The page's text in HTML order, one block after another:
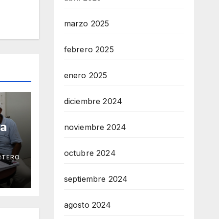
marzo 2025
febrero 2025
enero 2025
diciembre 2024
noviembre 2024
octubre 2024
septiembre 2024
agosto 2024